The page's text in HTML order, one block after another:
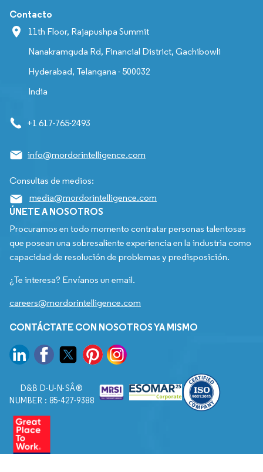
Contacto
11th Floor, Rajapushpa Summit
Nanakramguda Rd, Financial District, Gachibowli
Hyderabad, Telangana - 500032
India
+1 617-765-2493
info@mordorintelligence.com
Consultas de medios:
media@mordorintelligence.com
ÚNETE A NOSOTROS
Procuramos en todo momento contratar personas talentosas
que posean una sobresaliente experiencia en la industria como
capacidad de resolución de problemas y predisposición.
¿Te interesa? Envíanos un email.
careers@mordorintelligence.com
CONTÁCTATE CON NOSOTROS YA MISMO
D&B D-U-N-SÂ®
NUMBER : 85-427-9388